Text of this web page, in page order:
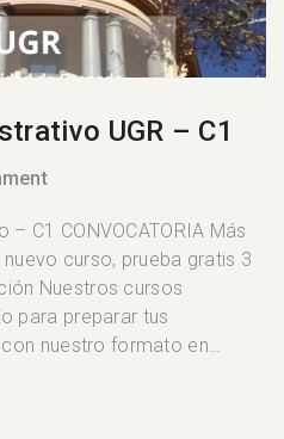
UGR – C1
C1 CONVOCATORIA Más
curso, prueba gratis 3
Nuestros cursos
para preparar tus
nuestro formato en…